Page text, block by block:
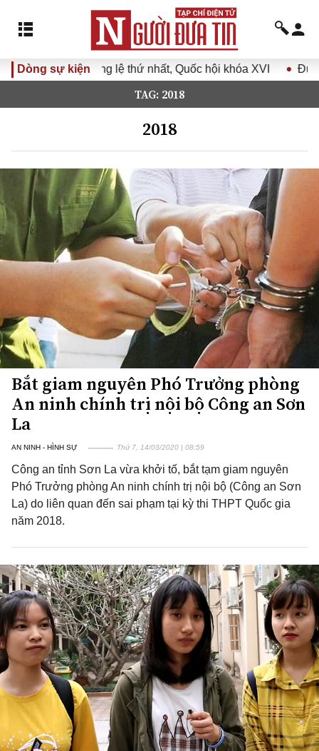
Dòng sự kiện
nhất, Quốc hội khóa XVI Đưa Nghị quyết Đại hội
TAG: 2018
2018
Bắt giam nguyên Phó Trưởng phòng
An ninh chính trị nội bộ Công an Sơn
La
AN NINH - HÌNH SỰ Thứ 7, 14/03/2020 | 08:59
Công an tỉnh Sơn La vừa khởi tố, bắt tạm giam nguyên
Phó Trưởng phòng An ninh chính trị nội bộ (Công an Sơn
La) do liên quan đến sai phạm tại kỳ thi THPT Quốc gia
năm 2018.